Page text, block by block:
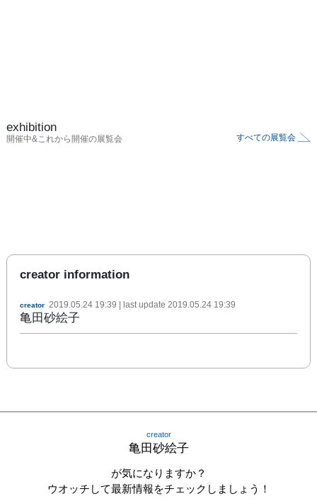
exhibition
開催中&これから開催の展覧会 すべての展覧会
creator information
creator 2019.05.24 19:39 | last update 2019.05.24 19:39
亀田砂絵子
creator
亀田砂絵子
が気になりますか？
ウオッチして最新情報をチェックしましょう！